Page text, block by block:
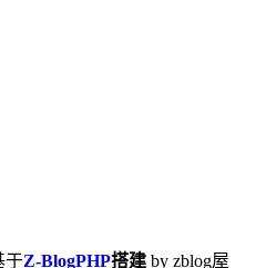
于Z-BlogPHP搭建 by zblog屋